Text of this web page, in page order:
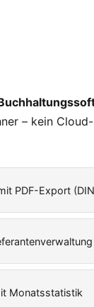
– kein
PDF-Export
Monatsstatistik